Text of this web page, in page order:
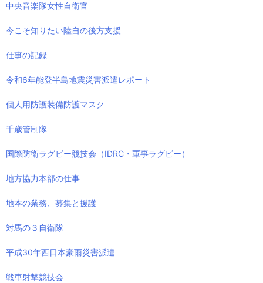
中央音楽隊女性自衛官
今こそ知りたい陸自の後方支援
仕事の記録
令和6年能登半島地震災害派遣レポート
個人用防護装備防護マスク
千歳管制隊
国際防衛ラグビー競技会（IDRC・軍事ラグビー）
地方協力本部の仕事
地本の業務、募集と援護
対馬の３自衛隊
平成30年西日本豪雨災害派遣
戦車射撃競技会